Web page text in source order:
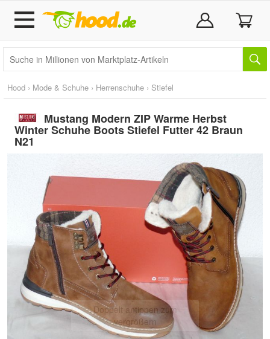
Hood › Mode & Schuhe › Herrenschuhe › Stiefel
Mustang Modern ZIP Warme Herbst
Winter Schuhe Boots Stiefel Futter 42 Braun
N21
Doppelt antippen zum
vergrößern